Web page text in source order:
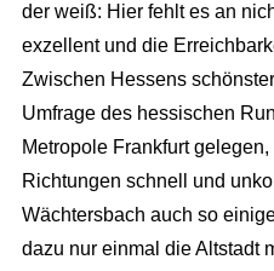
Full
Flexible
der weiß: Hier fehlt es an
exzellent und die
Zwischen Hessens
Umfrage des hessischen
Metropole Frankfurt
Richtungen schnell und
Wächtersbach auch so
dazu nur einmal die Altstadt